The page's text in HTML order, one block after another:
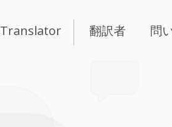
Translator 翻訳者 問